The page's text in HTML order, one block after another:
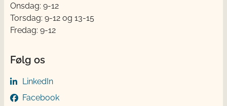
Onsdag: 9-12
Torsdag: 9-12 og 13-15
Fredag: 9-12
Følg os
LinkedIn
Facebook